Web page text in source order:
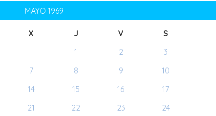
MAYO 1969
X J V
S
1
2
3
7 8 9
10
14 15 16
17
21 22 23
24